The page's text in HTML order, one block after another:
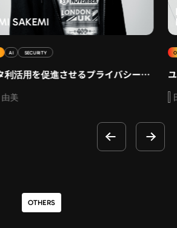
SECURITY
を促進させるプライバシー強化技術ユーザ
田伐
OTHERS